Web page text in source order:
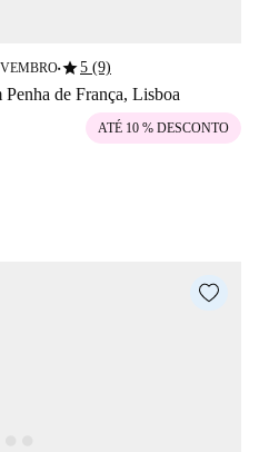
■star5 (9)
de França, Lisboa
ATÉ 10 % DESCONTO